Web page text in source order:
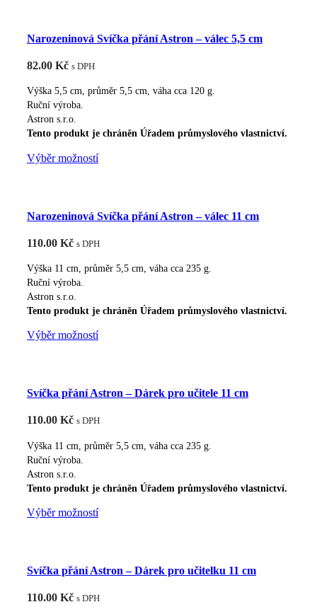
variant.
vybrat
produktu
Narozeninová Svíčka přání Astron – válec 5,5 cm
82.00 Kč s DPH
Výška 5,5 cm, průměr 5,5 cm, váha cca 120 g.
Ruční výroba.
Astron s.r.o.
Tento produkt je chráněn Úřadem průmyslového vlastnictví.
Výběr možnostíTento
variant.
lze
vybrat
produktu
Narozeninová Svíčka přání Astron – válec 11 cm
110.00 Kč s DPH
Výška 11 cm, průměr 5,5 cm, váha cca 235 g.
Ruční výroba.
Astron s.r.o.
Tento produkt je chráněn Úřadem průmyslového vlastnictví.
Výběr možnostíTento
variant.
vybrat
produktu
Svíčka přání Astron – Dárek pro učitele 11 cm
110.00 Kč s DPH
Výška 11 cm, průměr 5,5 cm, váha cca 235 g.
Ruční výroba.
Astron s.r.o.
Tento produkt je chráněn Úřadem průmyslového vlastnictví.
Výběr možnostíTento
variant.
lze
Svíčka přání Astron – Dárek pro učitelku 11 cm
110.00 Kč s DPH